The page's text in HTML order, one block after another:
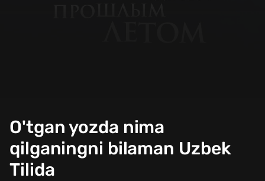
O'tgan yozda nima
qilganingni bilaman Uzbek
Tilida